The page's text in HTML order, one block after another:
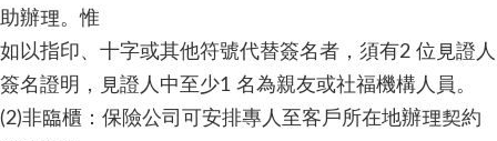
助辦理。惟
如以指印、十字或其他符號代替簽名者，須有2 位見證人
簽名證明，見證人中至少1 名為親友或社福機構人員。
(2)非臨櫃：保險公司可安排專人至客戶所在地辦理契約